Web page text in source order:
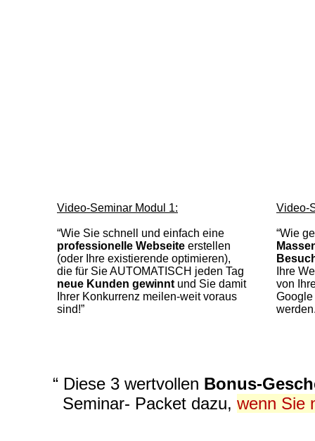
Video-Seminar Modul 1:
“Wie Sie schnell und einfach eine
professionelle Webseite erstellen
(oder Ihre existierende optimieren),
die für Sie AUTOMATISCH jeden Tag
neue Kunden gewinnt und Sie damit
Ihrer Konkurrenz meilen-weit voraus
sind!”
Video-
“Wie
Ihre
von
“ Diese 3 wertvollen Bonus-
Seminar- Packet dazu, wenn Sie